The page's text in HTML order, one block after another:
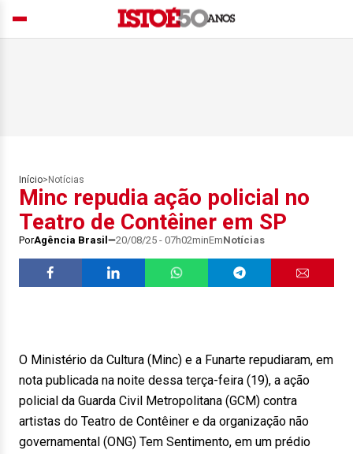
Início> Notícias
Minc repudia ação policial no
Teatro de Contêiner em SP
PorAgência Brasil 20/08/25 - 07h02minEmNotícias
O Ministério da Cultura (Minc) e a Funarte repudiaram, em
nota publicada na noite dessa terça-feira (19), a ação
policial da Guarda Civil Metropolitana (GCM) contra
artistas do Teatro de Contêiner e da organização não
governamental (ONG) Tem Sentimento, em um prédio